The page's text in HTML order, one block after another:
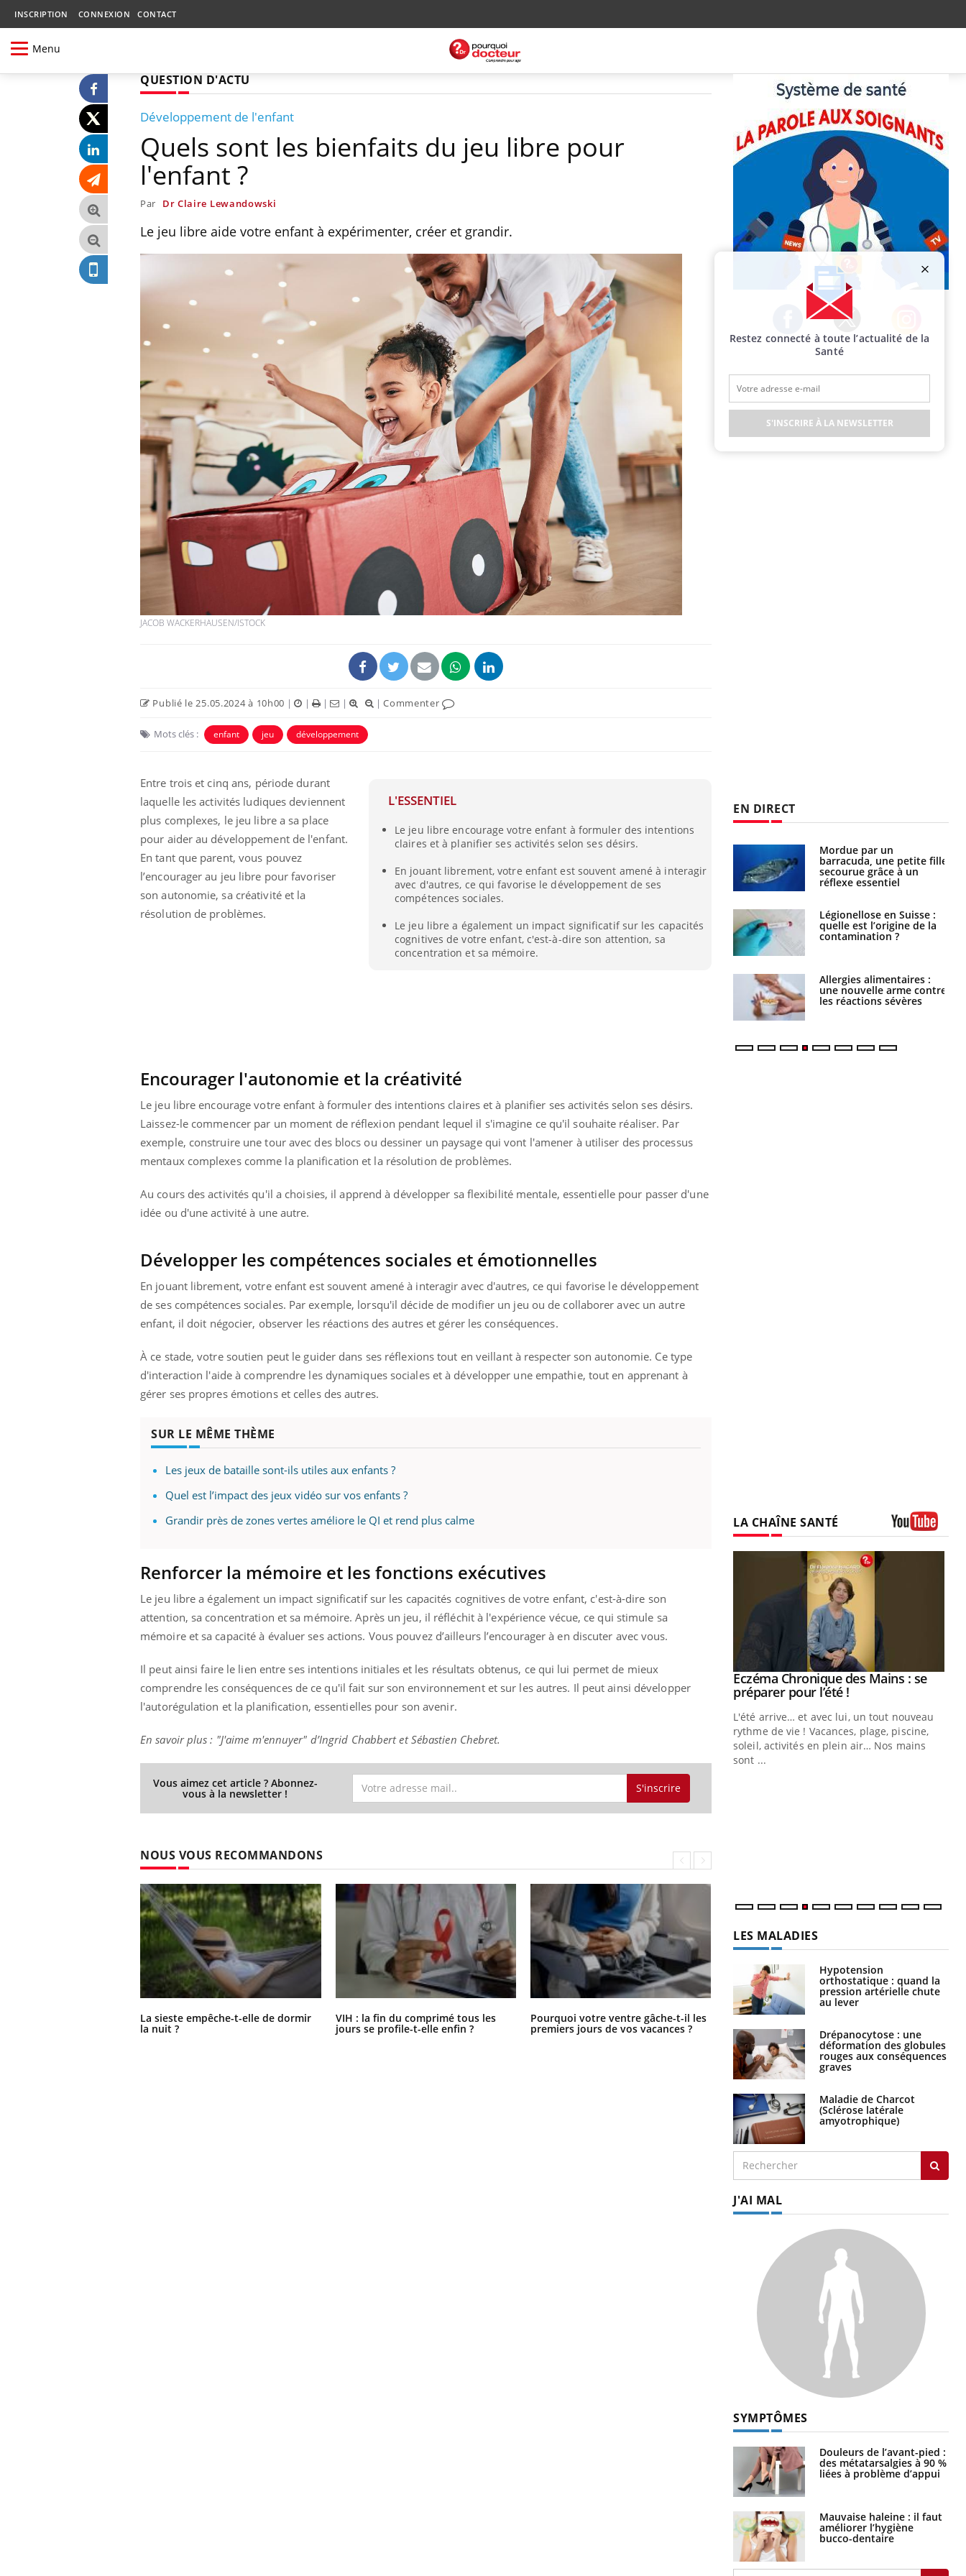
INSCRIPTION CONNEXION CONTACT
Menu
QUESTION D'ACTU
Développement de l'enfant
Quels sont les bienfaits du jeu libre pour
l'enfant ?
Par Dr Claire Lewandowski
Le jeu libre aide votre enfant à expérimenter, créer et grandir.
JACOB WACKERHAUSEN/ISTOCK
Publié le 25.05.2024 à 10h00 | | | | |Commenter
Mots clés : enfant jeu développement
L'ESSENTIEL
Le jeu libre encourage votre enfant à formuler des intentions
claires et à planifier ses activités selon ses désirs.
En jouant librement, votre enfant est souvent amené à interagir
avec d'autres, ce qui favorise le développement de ses
compétences sociales.
Le jeu libre a également un impact significatif sur les capacités
cognitives de votre enfant, c'est-à-dire son attention, sa
concentration et sa mémoire.
Entre trois et cinq ans, période durant
laquelle les activités ludiques deviennent
plus complexes, le jeu libre a sa place
pour aider au développement de l'enfant.
En tant que parent, vous pouvez
l’encourager au jeu libre pour favoriser
son autonomie, sa créativité et la
résolution de problèmes.
Encourager l'autonomie et la créativité
Le jeu libre encourage votre enfant à formuler des intentions claires et à planifier ses activités selon ses désirs.
Laissez-le commencer par un moment de réflexion pendant lequel il s'imagine ce qu'il souhaite réaliser. Par
exemple, construire une tour avec des blocs ou dessiner un paysage qui vont l'amener à utiliser des processus
mentaux complexes comme la planification et la résolution de problèmes.
Au cours des activités qu'il a choisies, il apprend à développer sa flexibilité mentale, essentielle pour passer d'une
idée ou d'une activité à une autre.
Développer les compétences sociales et émotionnelles
En jouant librement, votre enfant est souvent amené à interagir avec d'autres, ce qui favorise le développement
de ses compétences sociales. Par exemple, lorsqu'il décide de modifier un jeu ou de collaborer avec un autre
enfant, il doit négocier, observer les réactions des autres et gérer les conséquences.
À ce stade, votre soutien peut le guider dans ses réflexions tout en veillant à respecter son autonomie. Ce type
d'interaction l'aide à comprendre les dynamiques sociales et à développer une empathie, tout en apprenant à
gérer ses propres émotions et celles des autres.
SUR LE MÊME THÈME
Les jeux de bataille sont-ils utiles aux enfants ?
Quel est l’impact des jeux vidéo sur vos enfants ?
Grandir près de zones vertes améliore le QI et rend plus calme
Renforcer la mémoire et les fonctions exécutives
Le jeu libre a également un impact significatif sur les capacités cognitives de votre enfant, c'est-à-dire son
attention, sa concentration et sa mémoire. Après un jeu, il réfléchit à l'expérience vécue, ce qui stimule sa
mémoire et sa capacité à évaluer ses actions. Vous pouvez d’ailleurs l’encourager à en discuter avec vous.
Il peut ainsi faire le lien entre ses intentions initiales et les résultats obtenus, ce qui lui permet de mieux
comprendre les conséquences de ce qu'il fait sur son environnement et sur les autres. Il peut ainsi développer
l'autorégulation et la planification, essentielles pour son avenir.
En savoir plus : "J'aime m'ennuyer" d’Ingrid Chabbert et Sébastien Chebret.
Vous aimez cet article ? Abonnez-
vous à la newsletter ! S'inscrire
NOUS VOUS RECOMMANDONS
La sieste empêche-t-elle de dormir
la nuit ?
VIH : la fin du comprimé tous les
jours se profile-t-elle enfin ?
Pourquoi votre ventre gâche-t-il les
premiers jours de vos vacances ?
Fortes chaleurs : pourquoi le risque
Facebook Twitter Instagram
EN DIRECT
La sieste empêche-t-elle
de dormir la nuit ?
VIH : la fin du comprimé
tous les jours se profile-t-
Fortes chaleurs :
noyade grimpe-t-il ?
freiner la propagation du
cancer ?
Grossesse et chaleur : ce
l'apprentissage de la
lecture ?
Mordue par un
barracuda, une petite fille
secourue grâce à un
réflexe essentiel
Légionellose en Suisse :
quelle est l’origine de la
contamination ?
Allergies alimentaires :
une nouvelle arme contre
les réactions sévères
LA CHAÎNE SANTÉ
Eczéma Chronique des Mains :
expliquer ma maladieYoutube
Il y a des sujets qui sont faciles à aborder...
questions sur la maladie d'un proche c'est
Carence en fer : comprendre pour
prévenirYoutube
Fatigue, irritabilité, brouillard mental ou
carence en fer sont multiples ce qui la rend
...
Youtube
Insuline & Charge mentale : et si on
osait en parler??Youtube
Youtube
Eczéma Chronique des Mains : se
préparer pour l’été !Youtube
L'été arrive… et avec lui, un tout nouveau
rythme de vie ! Vacances, plage, piscine,
soleil, activités en plein air… Nos mains
sont ...
LES MALADIES
Hypotension
orthostatique : quand la
pression artérielle chute
au lever
Drépanocytose : une
déformation des globules
rouges aux conséquences
graves
Maladie de Charcot
(Sclérose latérale
amyotrophique)
J'AI MAL
SYMPTÔMES
Douleurs de l’avant-pied :
des métatarsalgies à 90 %
liées à problème d’appui
Mauvaise haleine : il faut
améliorer l’hygiène
bucco-dentaire
Restez connecté à toute l’actualité de la
Santé
S'INSCRIRE À LA NEWSLETTER